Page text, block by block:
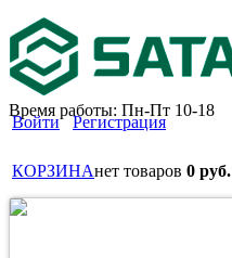
Время работы: Пн-Пт 10-18
Войти Регистрация
КОРЗИНАнет товаров 0 руб.